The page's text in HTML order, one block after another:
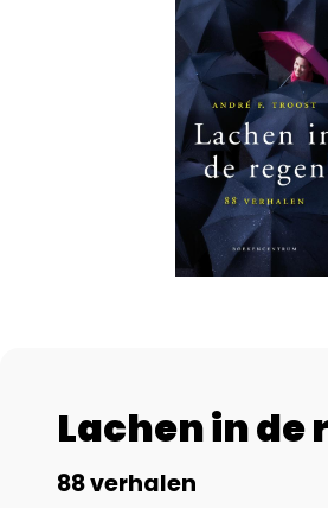
Lachen in de
88 verhalen